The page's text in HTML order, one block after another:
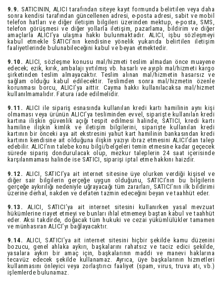
9.9. SATICININ, ALICI tarafından siteye kayıt formunda belirtilen veya daha
sonra kendisi tarafından güncellenen adresi, e-posta adresi, sabit ve mobil
telefon hatları ve diğer iletişim bilgileri üzerinden mektup, e-posta, SMS,
telefon görüşmesi ve diğer yollarla iletişim, pazarlama, bildirim ve diğer
amaçlarla ALICI’ya ulaşma hakkı bulunmaktadır. ALICI, işbu sözleşmeyi
kabul etmekle SATICI’nın kendisine yönelik yukarıda belirtilen iletişim
faaliyetlerinde bulunabileceğini kabul ve beyan etmektedir.
9.10. ALICI, sözleşme konusu mal/hizmeti teslim almadan önce muayene
edecek; ezik, kırık, ambalajı yırtılmış vb. hasarlı ve ayıplı mal/hizmeti kargo
şirketinden teslim almayacaktır. Teslim alınan mal/hizmetin hasarsız ve
sağlam olduğu kabul edilecektir. Teslimden sonra mal/hizmetin özenle
korunması borcu, ALICI’ya aittir. Cayma hakkı kullanılacaksa mal/hizmet
kullanılmamalıdır. Fatura iade edilmelidir.
9.11. ALICI ile sipariş esnasında kullanılan kredi kartı hamilinin aynı kişi
olmaması veya ürünün ALICI’ya tesliminden evvel, siparişte kullanılan kredi
kartına ilişkin güvenlik açığı tespit edilmesi halinde, SATICI, kredi kartı
hamiline ilişkin kimlik ve iletişim bilgilerini, siparişte kullanılan kredi
kartının bir önceki aya ait ekstresini yahut kart hamilinin bankasından kredi
kartının kendisine ait olduğuna ilişkin yazıyı ibraz etmesini ALICI’dan talep
edebilir. ALICI’nın talebe konu bilgi/belgeleri temin etmesine kadar geçecek
sürede sipariş dondurulacak olup, mezkur taleplerin 24 saat içerisinde
karşılanmaması halinde ise SATICI, siparişi iptal etme hakkını haizdir.
9.12. ALICI, SATICI’ya ait internet sitesine üye olurken verdiği kişisel ve
diğer sair bilgilerin gerçeğe uygun olduğunu, SATICI’nın bu bilgilerin
gerçeğe aykırılığı nedeniyle uğrayacağı tüm zararları, SATICI’nın ilk bildirimi
üzerine derhal, nakden ve defaten tazmin edeceğini beyan ve taahhüt eder.
9.13. ALICI, SATICI’ya ait internet sitesini kullanırken yasal mevzuat
hükümlerine riayet etmeyi ve bunları ihlal etmemeyi baştan kabul ve taahhüt
eder. Aksi takdirde, doğacak tüm hukuki ve cezai yükümlülükler tamamen
ve münhasıran ALICI’yı bağlayacaktır.
9.14. ALICI, SATICI’ya ait internet sitesini hiçbir şekilde kamu düzenini
bozucu, genel ahlaka aykırı, başkalarını rahatsız ve taciz edici şekilde,
yasalara aykırı bir amaç için, başkalarının maddi ve manevi haklarına
tecavüz edecek şekilde kullanamaz. Ayrıca, üye başkalarının hizmetleri
kullanmasını önleyici veya zorlaştırıcı faaliyet (spam, virus, truva atı, vb.)
işlemlerde bulunamaz.